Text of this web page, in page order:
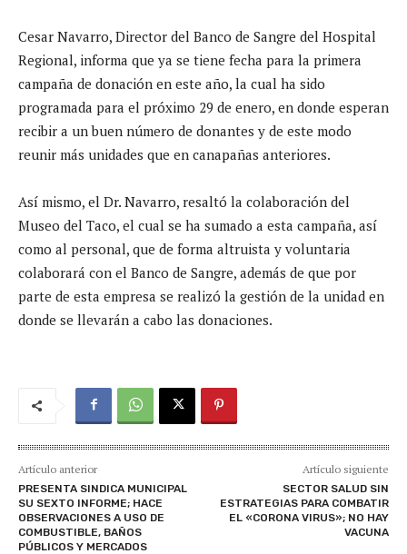
Cesar Navarro, Director del Banco de Sangre del Hospital
Regional, informa que ya se tiene fecha para la primera
campaña de donación en este año, la cual ha sido
programada para el próximo 29 de enero, en donde esperan
recibir a un buen número de donantes y de este modo
reunir más unidades que en canapañas anteriores.
Así mismo, el Dr. Navarro, resaltó la colaboración del
Museo del Taco, el cual se ha sumado a esta campaña, así
como al personal, que de forma altruista y voluntaria
colaborará con el Banco de Sangre, además de que por
parte de esta empresa se realizó la gestión de la unidad en
donde se llevarán a cabo las donaciones.
Artículo anterior
PRESENTA SINDICA MUNICIPAL
SU SEXTO INFORME; HACE
OBSERVACIONES A USO DE
COMBUSTIBLE, BAÑOS
PÚBLICOS Y MERCADOS
Artículo siguiente
SECTOR SALUD SIN
ESTRATEGIAS PARA COMBATIR
EL «CORONA VIRUS»; NO HAY
VACUNA